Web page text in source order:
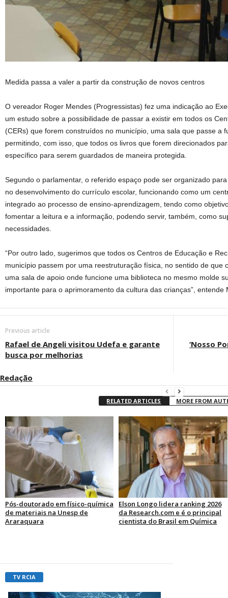
Medida passa a valer a partir da construção de novos centros
O vereador Roger Mendes (Progressistas) fez uma indicação ao
um estudo sobre a possibilidade de passar a existir em todos os
(CERs) que forem construídos no município, uma sala que passe a
permitindo, com isso, que todos os livros que forem direcionados
específico para serem guardados de maneira protegida.
Segundo o parlamentar, o referido espaço pode ser organizado
no desenvolvimento do currículo escolar, funcionando como um
integrado ao processo de ensino-aprendizagem, tendo como
fomentar a leitura e a informação, podendo servir, também, como
necessidades.
“Por outro lado, sugerimos que todos os Centros de Educação e
município passem por uma reestruturação física, no sentido de que
uma sala de apoio onde funcione uma biblioteca no mesmo molde
importante para o aprimoramento da cultura das crianças”, entende
Previous article
Rafael de Angeli visitou Udefa e garante
busca por melhorias
‘Nosso
Redação
RELATED ARTICLES MORE FROM
Pós-doutorado em físico-química
de materiais na Unesp de
Araraquara
Elson Longo lidera ranking 2026
da Research.com e é o principal
cientista do Brasil em Química
TV RCIA